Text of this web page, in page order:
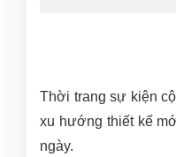
Thời trang sự kiện
xu hướng thiết kế
ngày.